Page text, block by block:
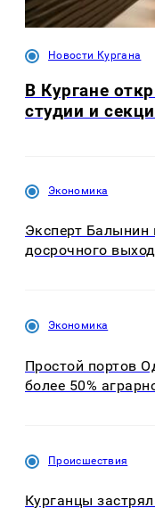
Новости Кургана
В Кургане
студии и
Экономика
Эксперт Балынин
досрочного
Экономика
Простой портов
более 50%
Происшествия
Курганцы